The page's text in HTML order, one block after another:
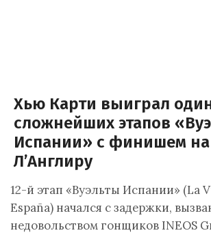
Хью Карти выиграл
сложнейших этапов
Испании» с финишем на
Л’Англиру
12-й этап «Вуэльты Испании» (La
España) начался с задержки,
недовольством гонщиков INEOS